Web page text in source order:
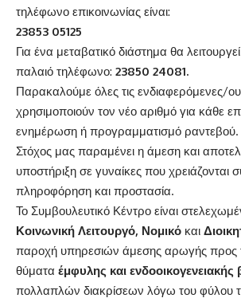
τηλέφωνο επικοινωνίας είναι:
23853 05125
Για ένα μεταβατικό διάστημα θα
παλαιό τηλέφωνο: 23850 24081.
Παρακαλούμε όλες τις ενδιαφερόμενες/
χρησιμοποιούν τον νέο αριθμό για κάθε
ενημέρωση ή προγραμματισμό ραντεβού.
Στόχος μας παραμένει η άμεση και
υποστήριξη σε γυναίκες που χρειάζονται
πληροφόρηση και προστασία.
Το Συμβουλευτικό Κέντρο είναι
Κοινωνική Λειτουργό, Νομικό και
παροχή υπηρεσιών άμεσης αρωγής προς
θύματα έμφυλης και ενδοοικογενειακής
πολλαπλών διακρίσεων λόγω του φύλου